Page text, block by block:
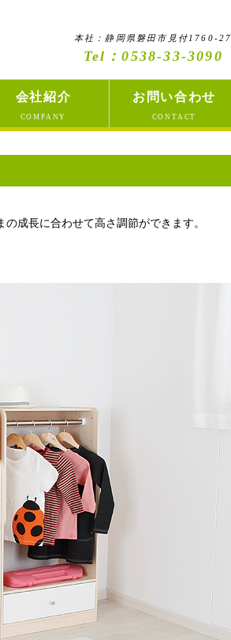
本社：静岡県磐田市見付1760-27
Tel：0538-33-3090
会社紹介
COMPANY
お問い合わせ
CONTACT
成長に合わせて高さ調節ができます。